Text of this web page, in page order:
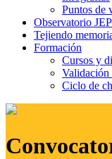
Puntos de
Observatorio JEP
Tejiendo
Formación
Cursos y
Validación
Ciclo de